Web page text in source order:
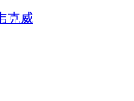
克威